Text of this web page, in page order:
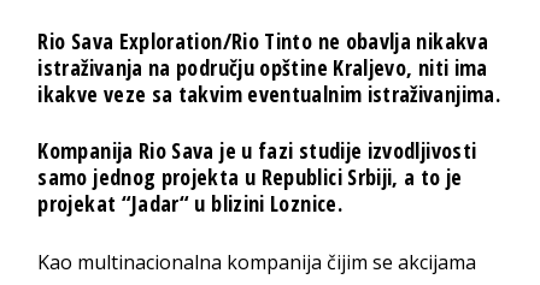
Rio Sava Exploration/Rio Tinto ne obavlja nikakva
istraživanja na području opštine Kraljevo, niti ima
ikakve veze sa takvim eventualnim istraživanjima.
Kompanija Rio Sava je u fazi studije izvodljivosti
samo jednog projekta u Republici Srbiji, a to je
projekat “Jadar“ u blizini Loznice.
Kao multinacionalna kompanija čijim se akcijama